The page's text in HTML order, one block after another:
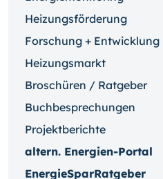
Heizungsförderung
Forschung + Entwicklung
Heizungsmarkt
Broschüren / Ratgeber
Buchbesprechungen
Projektberichte
altern. Energien-Portal
EnergieSparRatgeber